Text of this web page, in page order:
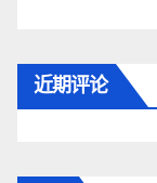
近期评论